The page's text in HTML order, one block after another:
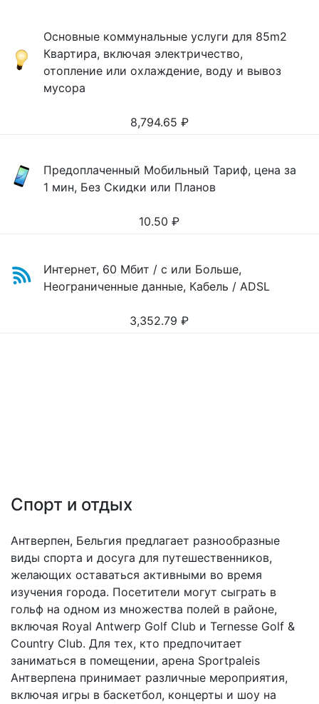
Основные коммунальные услуги для 85m2
Квартира, включая электричество,
отопление или охлаждение, воду и вывоз
мусора
8,794.65 ₽
Предоплаченный Мобильный Тариф, цена за
1 мин, Без Скидки или Планов
10.50 ₽
Интернет, 60 Мбит / с или Больше,
Неограниченные данные, Кабель / ADSL
3,352.79 ₽
Спорт и отдых
Антверпен, Бельгия предлагает разнообразные
виды спорта и досуга для путешественников,
желающих оставаться активными во время
изучения города. Посетители могут сыграть в
гольф на одном из множества полей в районе,
включая Royal Antwerp Golf Club и Ternesse Golf &
Country Club. Для тех, кто предпочитает
заниматься в помещении, арена Sportpaleis
Антверпена принимает различные мероприятия,
включая игры в баскетбол, концерты и шоу на